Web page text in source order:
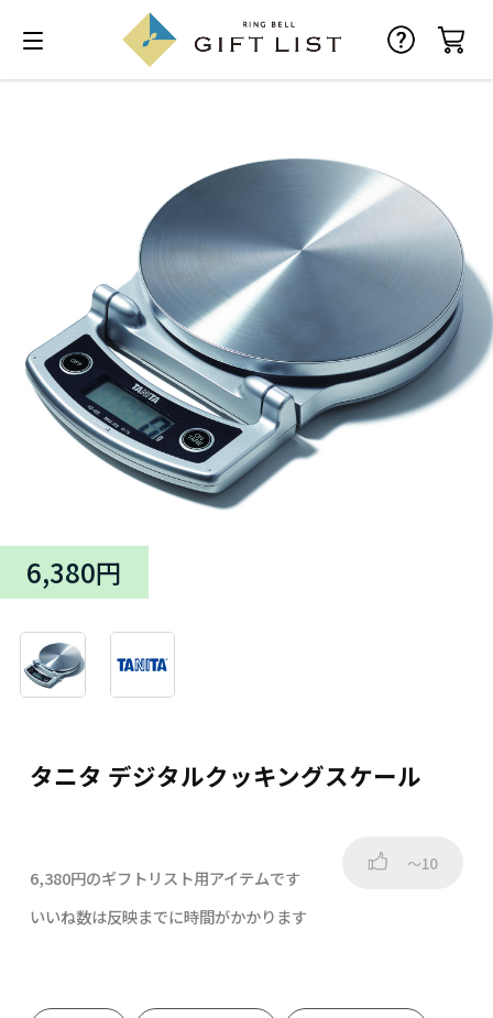
タニタ デジタルクッキングスケール
6,380円
6,380円のギフトリスト用アイテムです
～10
いいね数は反映までに時間がかかります